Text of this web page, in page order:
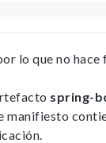
lo que no
spring-
manifiesto